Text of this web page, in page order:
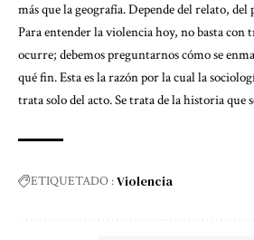
más que la geografía. Depende del relato, del
Para entender la violencia hoy, no basta con
ocurre; debemos preguntarnos cómo se
qué fin. Esta es la razón por la cual la
trata solo del acto. Se trata de la historia que
ETIQUETADO :Violencia